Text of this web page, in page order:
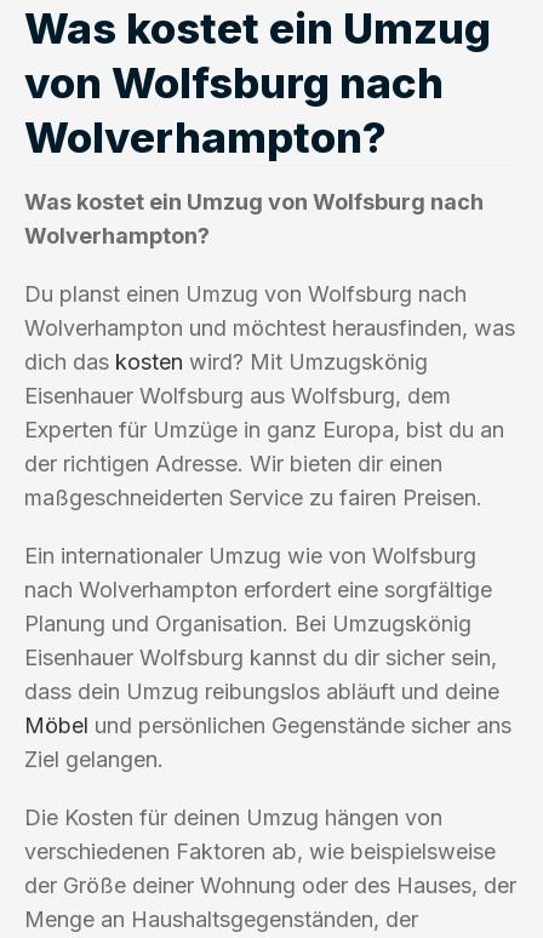
Was kostet ein Umzug
von Wolfsburg nach
Wolverhampton?
Was kostet ein Umzug von Wolfsburg nach
Wolverhampton?
Du planst einen Umzug von Wolfsburg nach
Wolverhampton und möchtest herausfinden, was
dich das kosten wird? Mit Umzugskönig
Eisenhauer Wolfsburg aus Wolfsburg, dem
Experten für Umzüge in ganz Europa, bist du an
der richtigen Adresse. Wir bieten dir einen
maßgeschneiderten Service zu fairen Preisen.
Ein internationaler Umzug wie von Wolfsburg
nach Wolverhampton erfordert eine sorgfältige
Planung und Organisation. Bei Umzugskönig
Eisenhauer Wolfsburg kannst du dir sicher sein,
dass dein Umzug reibungslos abläuft und deine
Möbel und persönlichen Gegenstände sicher ans
Ziel gelangen.
Die Kosten für deinen Umzug hängen von
verschiedenen Faktoren ab, wie beispielsweise
der Größe deiner Wohnung oder des Hauses, der
Menge an Haushaltsgegenständen, der